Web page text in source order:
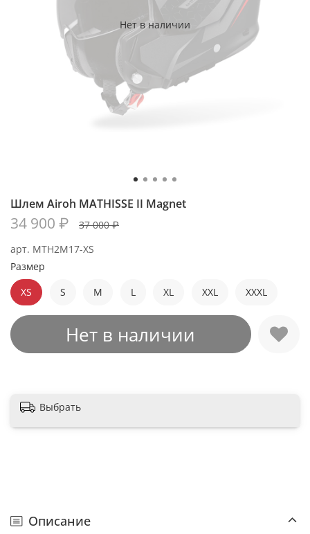
Нет в наличии
арт. MTH2M17-XS
Шлем Airoh MATHISSE II Magnet
34 900 ₽ 37 000 ₽
Нет в наличии
Размер
XS
S M L XL XXL XXXL
Выбрать
Описание